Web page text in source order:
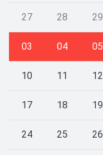
27 28 29
03 04 05
10 11 12
17 18 19
24 25 26